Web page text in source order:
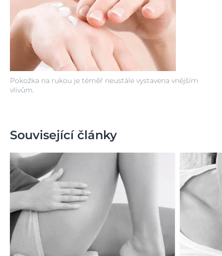
Pokožka na rukou je téměř neustále vystavena vnějším
vlivům.
Související články